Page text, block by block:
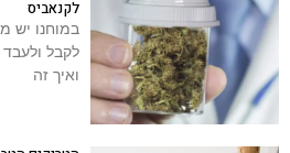
לקנאביס
במוחנו יש
לקבל ולעבד
ואיך זה